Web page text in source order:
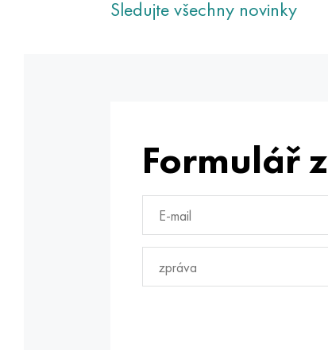
Sledujte všechny novinky
Formulář